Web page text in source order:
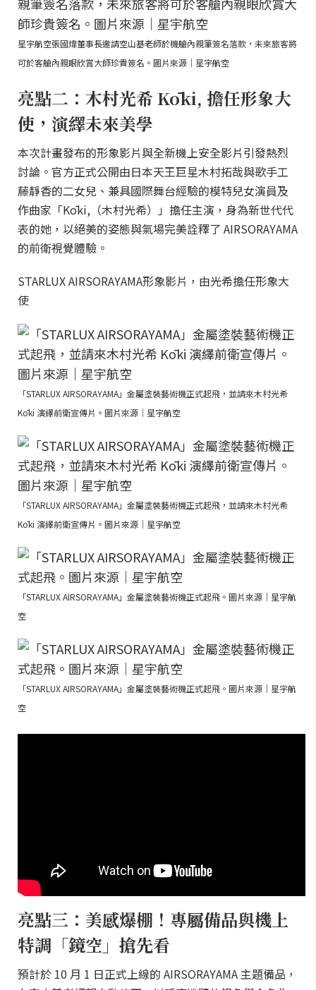
星宇航空張國煒董事長邀請空山基老師於機艙內親筆簽名落款，未來旅客將
可於客艙內親眼欣賞大師珍貴簽名。圖片來源｜星宇航空
亮點二：木村光希 Kōki, 擔任形象大
使，演繹未來美學
本次計畫發布的形象影片與全新機上安全影片引發熱烈
討論。官方正式公開由日本天王巨星木村拓哉與歌手工
藤靜香的二女兒、兼具國際舞台經驗的模特兒女演員及
作曲家「Kōki,（木村光希）」擔任主演，身為新世代代
表的她，以絕美的姿態與氣場完美詮釋了 AIRSORAYAMA
的前衛視覺體驗。
STARLUX AIRSORAYAMA形象影片，由光希擔任形象大
使
「STARLUX AIRSORAYAMA」金屬塗裝藝術機正式起飛，並請來木村光希
Kōki 演繹前衛宣傳片。圖片來源｜星宇航空
「STARLUX AIRSORAYAMA」金屬塗裝藝術機正式起飛，並請來木村光希
Kōki 演繹前衛宣傳片。圖片來源｜星宇航空
「STARLUX AIRSORAYAMA」金屬塗裝藝術機正式起飛。圖片來源｜星宇航
空
「STARLUX AIRSORAYAMA」金屬塗裝藝術機正式起飛。圖片來源｜星宇航
空
亮點三：美感爆棚！專屬備品與機上
特調「鏡空」搶先看
預計於 10 月 1 日正式上線的 AIRSORAYAMA 主題備品，